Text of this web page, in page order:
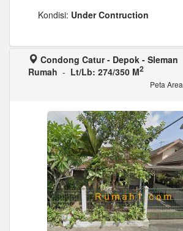
Kondisi: Under Contruction
Condong Catur - Depok - Sleman
Rumah - Lt/Lb: 274/350 M2
Peta Area